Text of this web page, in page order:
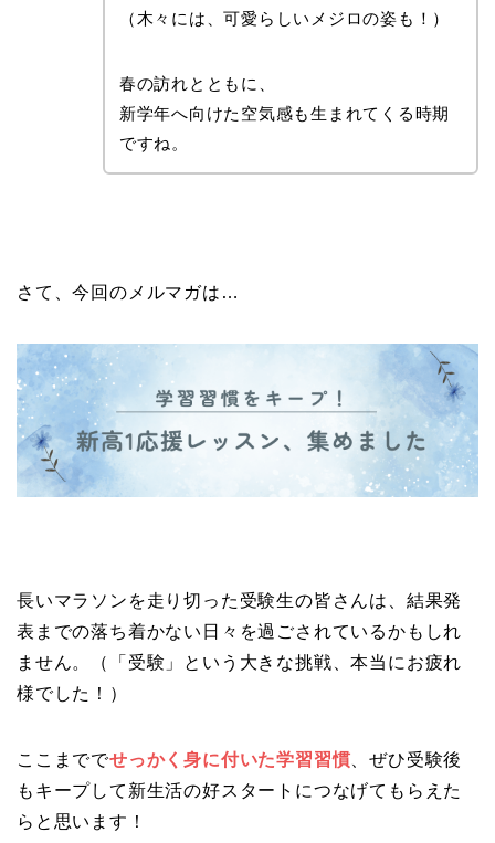
（木々には、可愛らしいメジロの姿も！）
春の訪れとともに、
新学年へ向けた空気感も生まれてくる時期
ですね。
さて、今回のメルマガは…
長いマラソンを走り切った受験生の皆さんは、結果発
表までの落ち着かない日々を過ごされているかもしれ
ません。（「受験」という大きな挑戦、本当にお疲れ
様でした！）
ここまででせっかく身に付いた学習習慣 、ぜひ受験後
もキープして新生活の好スタートにつなげてもらえた
らと思います！